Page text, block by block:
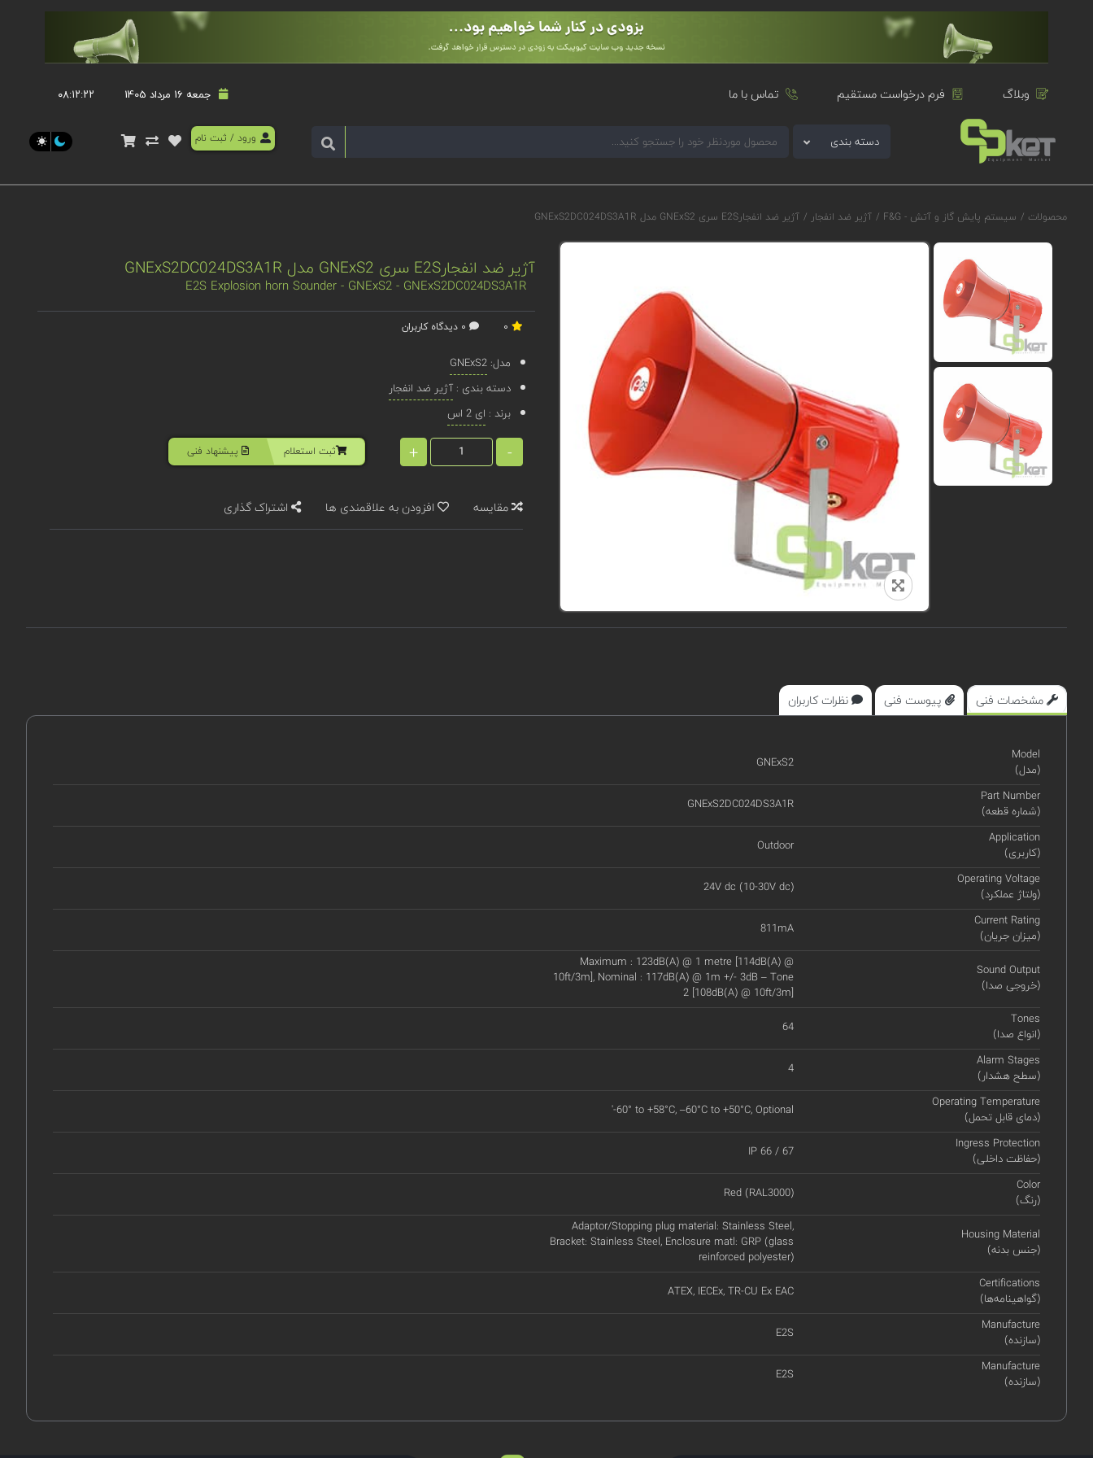
وبلاگ فرم درخواست مستقیم تماس با ما جمعه 16 مرداد 1405 ۰۸:۱۲:۲۳
دسته بندی ورود / ثبت نام
محصولات / سیستم پایش گاز و آتش - F&G / آژیر ضد انفجار / آژیر ضد انفجارE2S سری GNExS2 مدل GNExS2DC024DS3A1R
آژیر ضد انفجارE2S سری GNExS2 مدل GNExS2DC024DS3A1R
E2S Explosion horn Sounder - GNExS2 - GNExS2DC024DS3A1R
مدل: GNExS2
دسته بندی : آژیر ضد انفجار
برند : ای 2 اس
-
+ ثبت استعلام پیشنهاد فنی
مقایسه افزودن به علاقمندی ها اشتراک گذاری
مشخصات فنی پیوست فنی نظرات کاربران
Model
(مدل)
GNExS2
Part Number
(شماره قطعه)
GNExS2DC024DS3A1R
Application
(کاربری)
Outdoor
Operating Voltage
(ولتاژ عملکرد)
24V dc (10-30V dc)
Current Rating
(میزان جریان)
811mA
Sound Output
(خروجی صدا)
Maximum : 123dB(A) @ 1 metre [114dB(A) @
10ft/3m], Nominal : 117dB(A) @ 1m +/- 3dB – Tone
2 [108dB(A) @ 10ft/3m]
Tones
(انواع صدا)
64
Alarm Stages
(سطح هشدار)
4
Operating Temperature
(دمای قابل تحمل)
'-60° to +58°C, –60°C to +50°C, Optional
Ingress Protection
(حفاظت داخلی)
IP 66 / 67
Color
(رنگ)
Red (RAL3000)
Housing Material
(جنس بدنه)
Adaptor/Stopping plug material: Stainless Steel,
Bracket: Stainless Steel, Enclosure matl: GRP (glass
reinforced polyester)
Certifications
(گواهینامه‌ها)
ATEX, IECEx, TR-CU Ex EAC
Manufacture
(سازنده)
E2S
Manufacture
(سازنده)
E2S